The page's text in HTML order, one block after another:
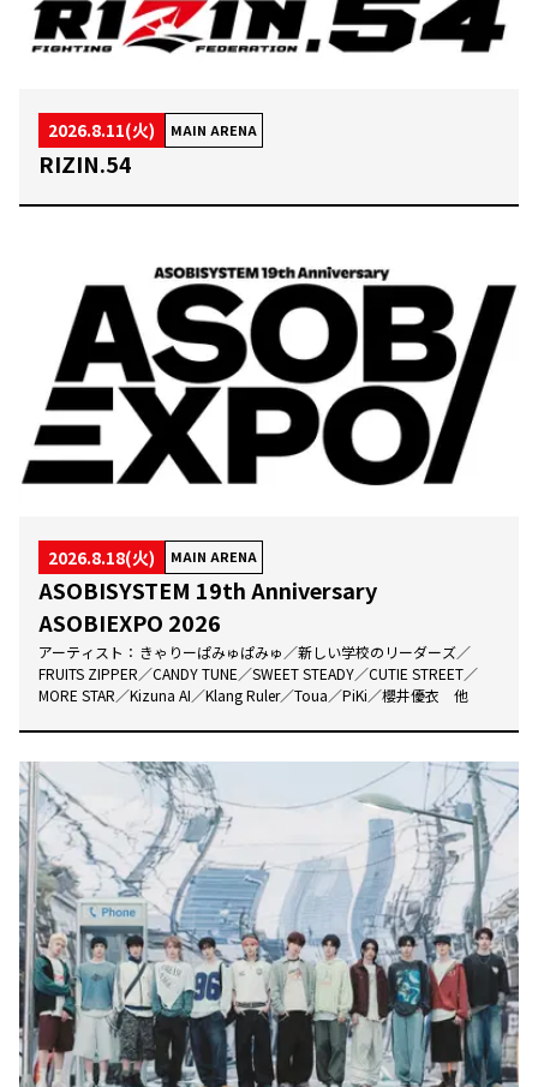
2026.8.11(火) MAIN ARENA
RIZIN.54
2026.8.18(火) MAIN ARENA
ASOBISYSTEM 19th Anniversary
ASOBIEXPO 2026
アーティスト： きゃりーぱみゅぱみゅ／新しい学校のリーダーズ／
FRUITS ZIPPER／CANDY TUNE／SWEET STEADY／CUTIE STREET／
MORE STAR／Kizuna AI／Klang Ruler／Toua／PiKi／櫻井優衣 他